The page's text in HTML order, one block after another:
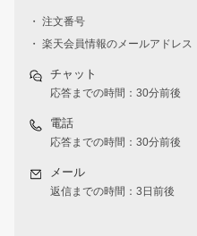
・ 注文番号
・ 楽天会員情報のメールアドレス
チャット
応答までの時間：30分前後
電話
応答までの時間：30分前後
メール
返信までの時間：3日前後